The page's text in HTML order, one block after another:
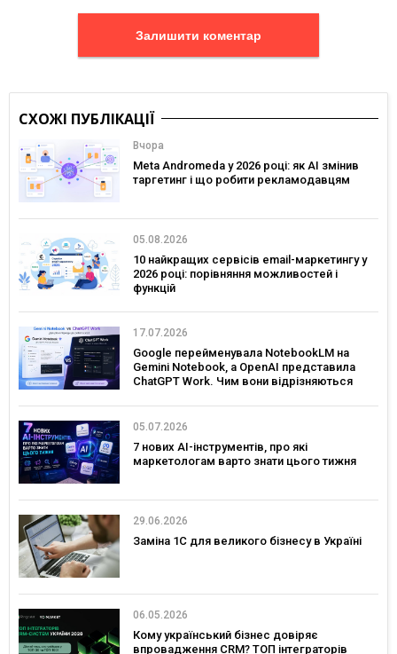
Залишити коментар
СХОЖІ ПУБЛІКАЦІЇ
Вчора
Meta Andromeda у 2026 році: як AI змінив
таргетинг і що робити рекламодавцям
05.08.2026
10 найкращих сервісів email-маркетингу у
2026 році: порівняння можливостей і
функцій
17.07.2026
Google перейменувала NotebookLM на
Gemini Notebook, а OpenAI представила
ChatGPT Work. Чим вони відрізняються
05.07.2026
7 нових AI-інструментів, про які
маркетологам варто знати цього тижня
29.06.2026
Заміна 1С для великого бізнесу в Україні
06.05.2026
Кому український бізнес довіряє
впровадження CRM? ТОП інтеграторів